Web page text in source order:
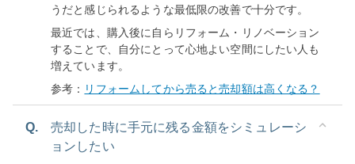
うだと感じられるような最低限の改善で十分です。
最近では、購入後に自らリフォーム・リノベーション
することで、自分にとって心地よい空間にしたい人も
増えています。
参考： リフォームしてから売ると売却額は高くなる？
Q.
売却した時に手元に残る金額をシミュレーシ
ョンしたい